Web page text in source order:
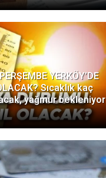
YERKÖY’DE
Sıcaklık kaç
yağmur bekleniyor